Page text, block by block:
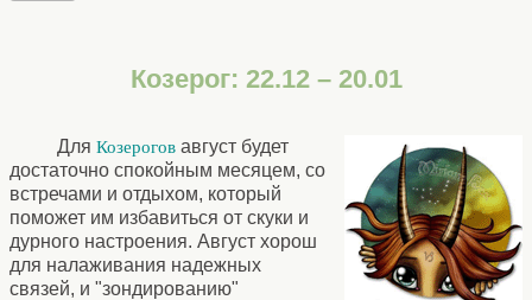
Козерог: 22.12 – 20.01
Для Козерогов август будет
достаточно спокойным месяцем, со
встречами и отдыхом, который
поможет им избавиться от скуки и
дурного настроения. Август хорош
для налаживания надежных
связей, и "зондированию"